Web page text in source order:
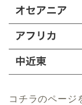
コチラのページ